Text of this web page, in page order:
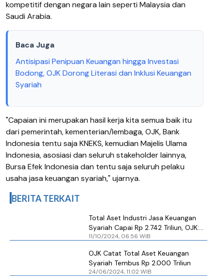
kompetitif dengan negara lain seperti Malaysia dan
Saudi Arabia.
Baca Juga
Antisipasi Penipuan Keuangan hingga Investasi
Bodong, OJK Dorong Literasi dan Inklusi Keuangan
Syariah
"Capaian ini merupakan hasil kerja kita semua baik itu
dari pemerintah, kementerian/lembaga, OJK, Bank
Indonesia tentu saja KNEKS, kemudian Majelis Ulama
Indonesia, asosiasi dan seluruh stakeholder lainnya,
Bursa Efek Indonesia dan tentu saja seluruh pelaku
usaha jasa keuangan syariah," ujarnya.
BERITA TERKAIT
Total Aset Industri Jasa Keuangan
Syariah Capai Rp 2.742 Triliun, OJK:
Keuangan Syariah Miliki Peran
11/10/2024, 06.56 WIB
OJK Catat Total Aset Keuangan
Syariah Tembus Rp 2.000 Triliun
24/06/2024, 11.02 WIB